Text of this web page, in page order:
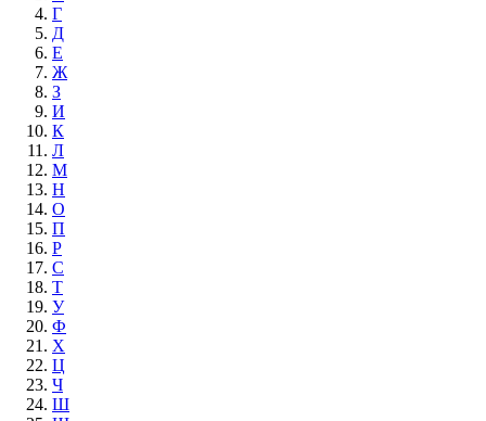
Г
Д
Е
Ж
З
И
К
Л
М
Н
О
П
Р
С
Т
У
Ф
Х
Ц
Ч
Ш